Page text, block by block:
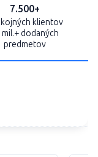
7.500+
klientov
mil.+ dodaných
predmetov